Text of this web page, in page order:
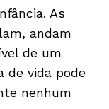
As
andam
de um
de vida pode
nenhum